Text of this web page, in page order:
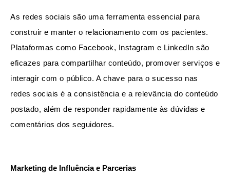
As redes sociais são uma ferramenta essencial para
construir e manter o relacionamento com os pacientes.
Plataformas como Facebook, Instagram e LinkedIn são
eficazes para compartilhar conteúdo, promover serviços e
interagir com o público. A chave para o sucesso nas
redes sociais é a consistência e a relevância do conteúdo
postado, além de responder rapidamente às dúvidas e
comentários dos seguidores.
Marketing de Influência e Parcerias